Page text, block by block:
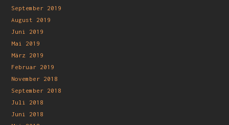
September 2019
August 2019
Juni 2019
Mai 2019
März 2019
Februar 2019
November 2018
September 2018
Juli 2018
Juni 2018